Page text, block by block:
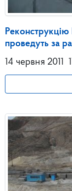
Реконструкцію
проведуть за
14 червня 2011